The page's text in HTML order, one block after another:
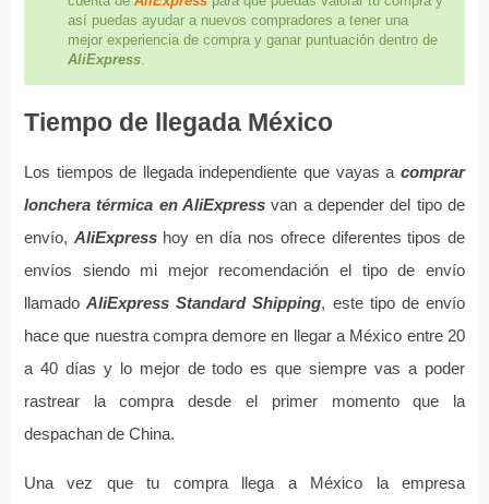
así puedas ayudar a nuevos compradores a tener una
mejor experiencia de compra y ganar puntuación dentro de
AliExpress.
Tiempo de llegada México
Los tiempos de llegada independiente que vayas acomprar
lonchera térmica en AliExpressvan a depender del tipo de
envío, AliExpresshoy en día nos ofrece diferentes tipos de
envíos siendo mi mejor recomendación el tipo de envío
llamadoAliExpress Standard Shipping, este tipo de envío
hace que nuestra compra demore en llegar a México entre 20
a 40 días y lo mejor de todo es que siempre vas a poder
rastrear la compra desde el primer momento que la
despachan de China.
Una vez que tu compra llega a México la empresa